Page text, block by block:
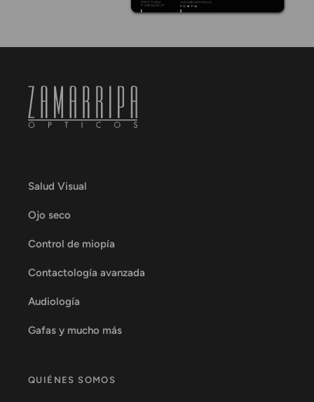
Salud Visual
Ojo seco
Control de miopía
Contactología avanzada
Audiología
Gafas y mucho más
QUIÉNES SOMOS